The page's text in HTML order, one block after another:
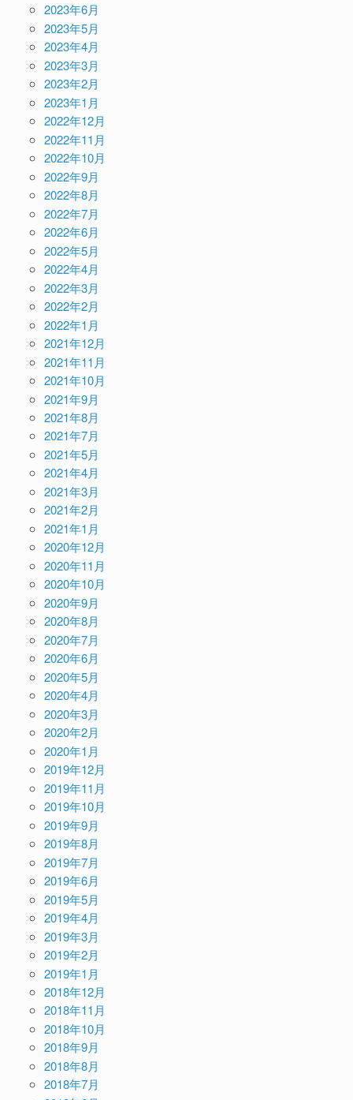
2023年6月
2023年5月
2023年4月
2023年3月
2023年2月
2023年1月
2022年12月
2022年11月
2022年10月
2022年9月
2022年8月
2022年7月
2022年6月
2022年5月
2022年4月
2022年3月
2022年2月
2022年1月
2021年12月
2021年11月
2021年10月
2021年9月
2021年8月
2021年7月
2021年5月
2021年4月
2021年3月
2021年2月
2021年1月
2020年12月
2020年11月
2020年10月
2020年9月
2020年8月
2020年7月
2020年6月
2020年5月
2020年4月
2020年3月
2020年2月
2020年1月
2019年12月
2019年11月
2019年10月
2019年9月
2019年8月
2019年7月
2019年6月
2019年5月
2019年4月
2019年3月
2019年2月
2019年1月
2018年12月
2018年11月
2018年10月
2018年9月
2018年8月
2018年7月